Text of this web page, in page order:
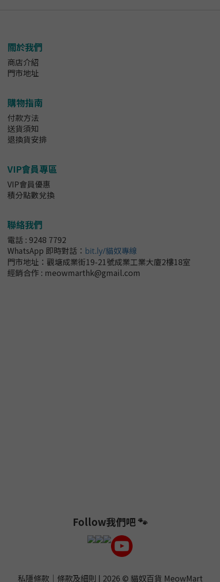
關於我們
商店介紹
門市地址
購物指南
付款方法
送貨須知
退換貨安排
VIP會員專區
VIP會員優惠
積分點數兌換
聯絡我們
電話 : 9248 7792
WhatsApp 即時對話 ： bit.ly/貓奴專線
門市地址： 觀塘成業街19-21號成業工業大廈2樓18室
經銷合作 : meowmarthk@gmail.com
Follow我們吧 🐾
私隱條款｜ 條款及細則 | 2026 © 貓奴百貨 MeowMart